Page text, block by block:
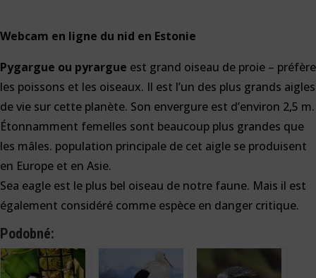
Webcam en ligne du nid en Estonie
Pygargue ou pyrargue est grand oiseau de proie – préfère
les poissons et les oiseaux. Il est l’un des plus grands aigles
de vie sur cette planète. Son envergure est d’environ 2,5 m.
Étonnamment femelles sont beaucoup plus grandes que
les mâles. population principale de cet aigle se produisent
en Europe et en Asie.
Sea eagle est le plus bel oiseau de notre faune. Mais il est
également considéré comme espèce en danger critique.
Podobné: